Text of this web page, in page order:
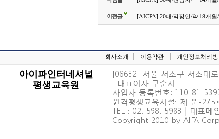
이전글 [AICPA] 20대/직장인/약 18개
회사소개 이용약관 개인정보처리
아이파인터네셔널
평생교육원
[06632] 서울 서초구 서초대
| 대표이사 구순서
사업자 등록번호: 110-81-
원격평생교육시설: 제 원-
TEL : 02. 598. 5983 | 대표메
Copyright 2010 by AIFA